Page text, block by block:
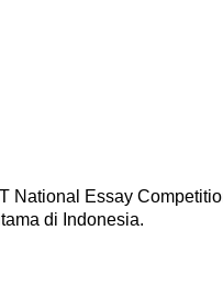
National Essay
di Indonesia.